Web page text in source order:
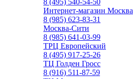
8 (495) 540-54-50
Интернет-магазин Москва
8 (985) 623-83-31
Москва-Сити
8 (985) 641-03-99
ТРЦ Европейский
8 (495) 917-25-26
ТЦ Голден Гросс
8 (916) 511-87-59